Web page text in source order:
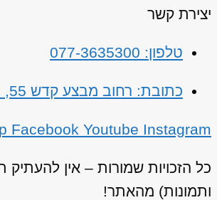
יצירת קשר
טלפון: 077-3635300
כתובת: רחוב מבצע קדש 55, בני ברק
Facebook Youtube Instagram
כל הזכויות שמורות – אין להעתיק
ותמונות) מהאתר!